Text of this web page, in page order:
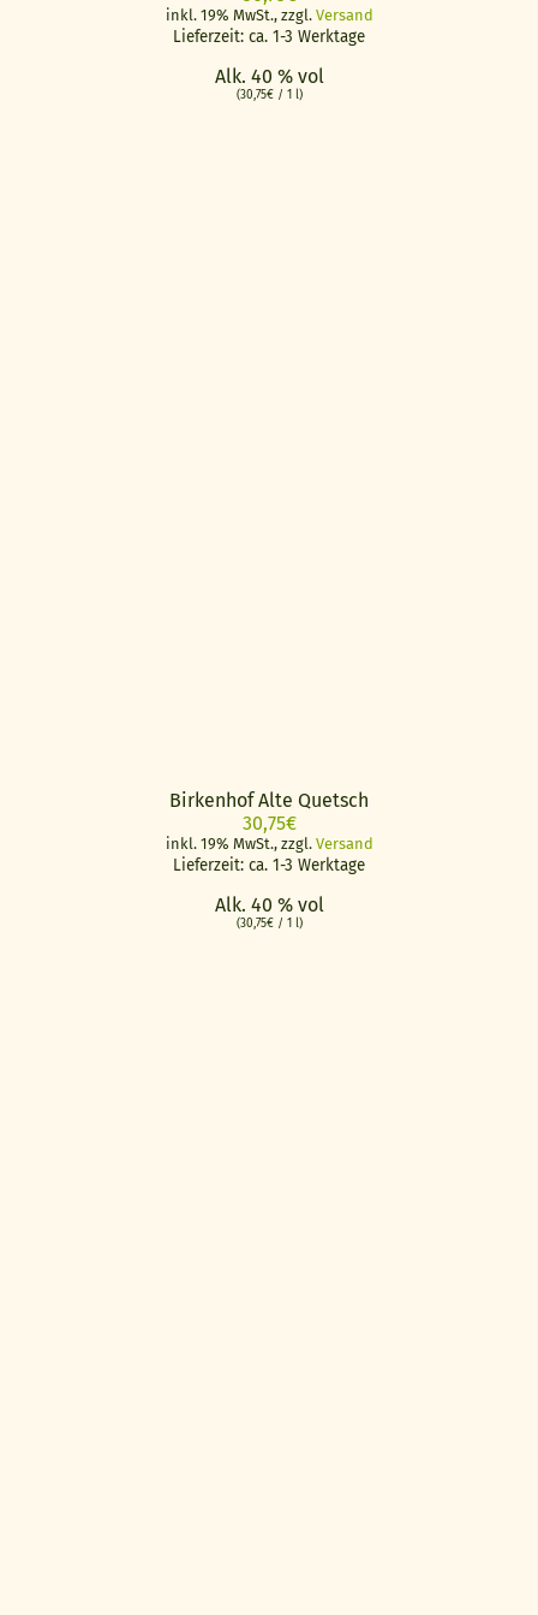
inkl. 19% MwSt., zzgl. Versand
Lieferzeit: ca. 1-3 Werktage
Alk. 40 % vol
(30,75€/ 1 l)
Birkenhof Alte Quetsch
30,75€
inkl. 19% MwSt., zzgl. Versand
Lieferzeit: ca. 1-3 Werktage
Alk. 40 % vol
(30,75€/ 1 l)